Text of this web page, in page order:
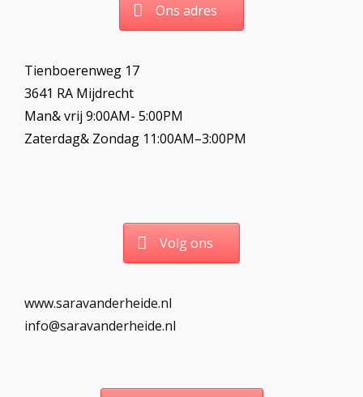
Ons adres
Tienboerenweg 17
3641 RA Mijdrecht
Man& vrij 9:00AM- 5:00PM
Zaterdag& Zondag 11:00AM–3:00PM
Volg ons
www.saravanderheide.nl
info@saravanderheide.nl